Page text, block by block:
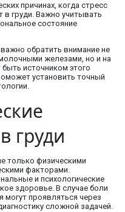
причинах, когда стресс
груди. Важно учитывать
состояние
обратить внимание не
железами, но и на
источником этого
установить точный
груди
только физическими
факторами.
и психологические
здоровье. В случае боли
могут проявляться через
сложной задачей.